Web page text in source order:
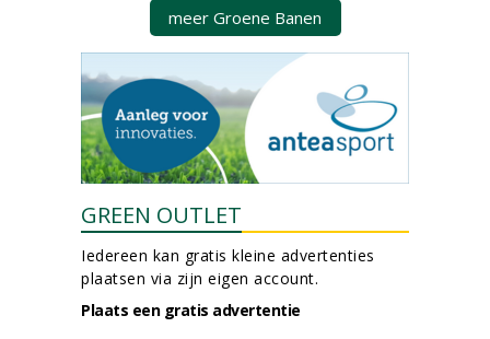
meer Groene Banen
GREEN OUTLET
Iedereen kan gratis kleine advertenties
plaatsen via zijn eigen account.
Plaats een gratis advertentie